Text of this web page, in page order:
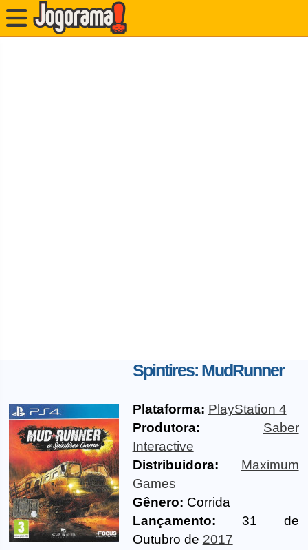
Spintires: MudRunner
Plataforma: PlayStation 4
Produtora:
Saber
Interactive
Distribuidora:
Maximum
Games
Gênero: Corrida
Lançamento: 31 de
Outubro de 2017